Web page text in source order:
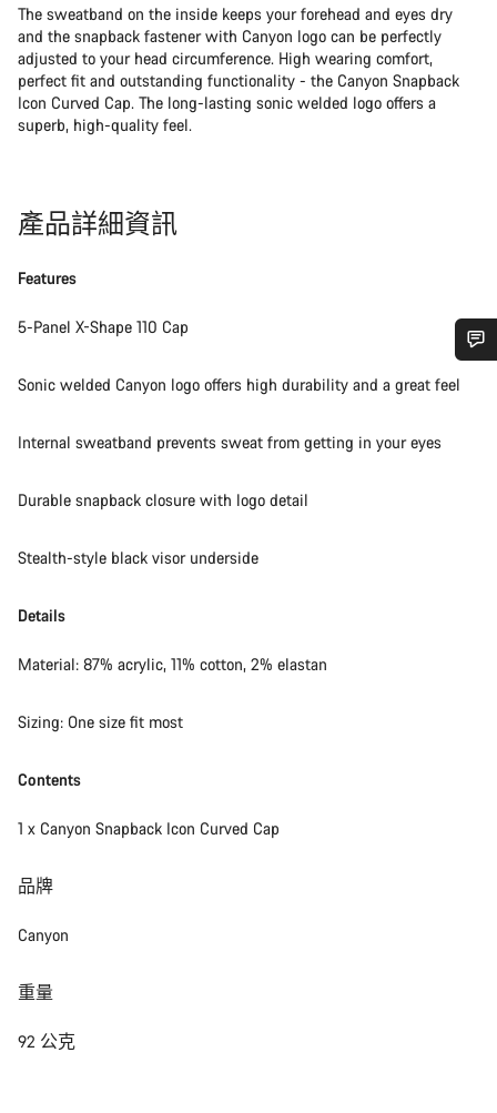
The sweatband on the inside keeps your forehead and eyes dry
and the snapback fastener with Canyon logo can be perfectly
adjusted to your head circumference. High wearing comfort,
perfect fit and outstanding functionality - the Canyon Snapback
Icon Curved Cap. The long-lasting sonic welded logo offers a
superb, high-quality feel.
產品詳細資訊
Features
5-Panel X-Shape 110 Cap
Sonic welded Canyon logo offers high durability and a great feel
Internal sweatband prevents sweat from getting in your eyes
Durable snapback closure with logo detail
Stealth-style black visor underside
Details
Material: 87% acrylic, 11% cotton, 2% elastan
Sizing: One size fit most
Contents
1 x Canyon Snapback Icon Curved Cap
品牌
Canyon
重量
92 公克
需要協助嗎？
我們的顧客支援專員正等著回答您的問題。
開始聊天
關閉